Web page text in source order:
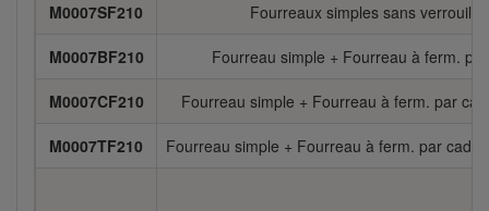
M0007SF210 Fourreaux simples sans
M0007BF210 Fourreau simple + Fourreau à ferm.
M0007CF210 Fourreau simple + Fourreau à ferm. par
M0007TF210 Fourreau simple + Fourreau à ferm. par